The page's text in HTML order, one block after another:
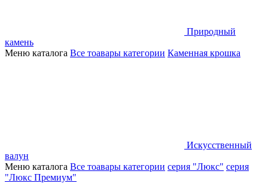
Природный
камень
Меню каталога Все тоавары категории Каменная крошка
Искусственный
валун
Меню каталога Все тоавары категории серия "Люкс" серия
"Люкс Премиум"